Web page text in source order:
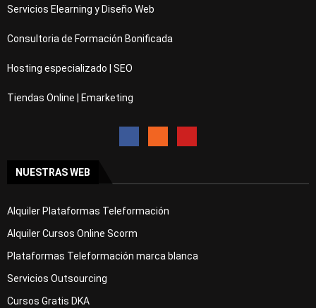
Servicios Elearning y Diseño Web
Consultoria de Formación Bonificada
Hosting especializado | SEO
Tiendas Online | Emarketing
NUESTRAS WEB
Alquiler Plataformas Teleformación
Alquiler Cursos Online Scorm
Plataformas Teleformación marca blanca
Servicios Outsourcing
Cursos Gratis DKA